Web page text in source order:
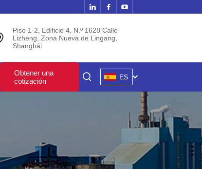
Piso 1-2, Edificio 4, N.º 1628 Calle
Lizheng, Zona Nueva de Lingang,
Shanghái
Obtener una
cotización
ES